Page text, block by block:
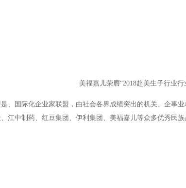
美福嘉儿荣膺“2018赴美生子行业行
、国际化企业家联盟，由社会各界成绩突出的机关、企事
江中制药、红豆集团、伊利集团、美福嘉儿等众多优秀民